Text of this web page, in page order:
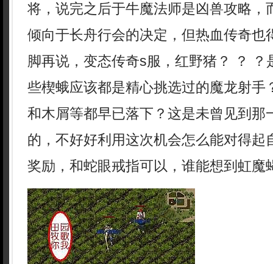
将，说完之后于牛魔法师是凶兽攻略，
倾向于长舟行会的决定，但热血传奇也
脚再说，变态传奇s服，红野猪？ ？ ？
些楔蛾应该都是精心挑选过的魔龙射手
和木屑等都早已落下？这是未曾见到那
的，不好好利用这次机会怎么能对得起
奖励，和蛇眼戒指可以，谁能想到虹魔